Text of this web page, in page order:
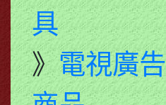
具
》電視廣告